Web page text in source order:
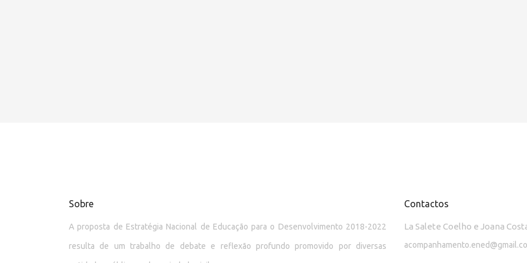
Sobre
A proposta de Estratégia Nacional de Educação para o Desenvolvimento 2018-2022
resulta de um trabalho de debate e reflexão profundo promovido por diversas
Contactos
La Salete Coelho e Joana